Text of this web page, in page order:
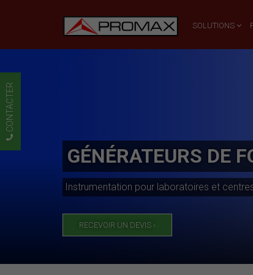
SOLUTIONS
GÉNÉRATEURS DE
Instrumentation pour laboratoires et
RECEVOIR UN DEVIS ›
CONTACTER